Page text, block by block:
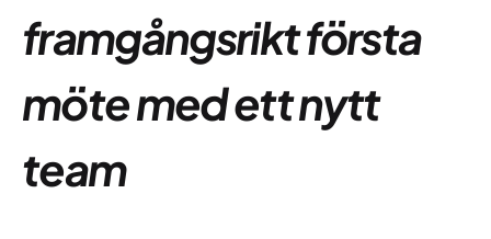
framgångsrikt första
möte med ett nytt
team